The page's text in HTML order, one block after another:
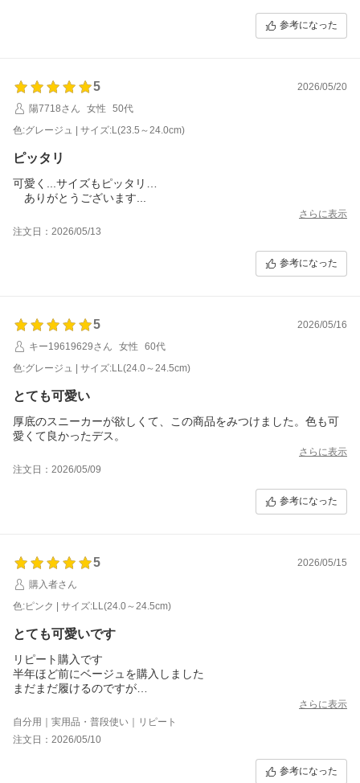
参考になった
5
2026/05/20
陽7718さん
女性
50代
色:グレージュ | サイズ:L(23.5～24.0cm)
ピッタリ
可愛く...サイズもピッタリ…
ありがとうございます...
さらに表示
注文日：2026/05/13
参考になった
5
2026/05/16
キー19619629さん
女性
60代
色:グレージュ | サイズ:LL(24.0～24.5cm)
とても可愛い
厚底のスニーカーが欲しくて、この商品をみつけました。色も可
愛くて良かったデス。
さらに表示
注文日：2026/05/09
参考になった
5
2026/05/15
購入者さん
色:ピンク | サイズ:LL(24.0～24.5cm)
とても可愛いです
リピート購入です
半年ほど前にベージュを購入しました
まだまだ履けるのですが
リピしました
軽くて、クッション性も良く、
歩きやすいです
さらに表示
自分用｜実用品・普段使い｜リピート
注文日：2026/05/10
参考になった